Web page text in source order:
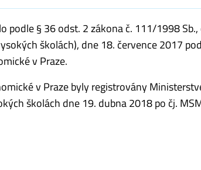
§ 36 odst. 2 zákona č. 111/1998
školách), dne 18. července 2017
v Praze.
v Praze byly registrovány
školách dne 19. dubna 2018 po čj.